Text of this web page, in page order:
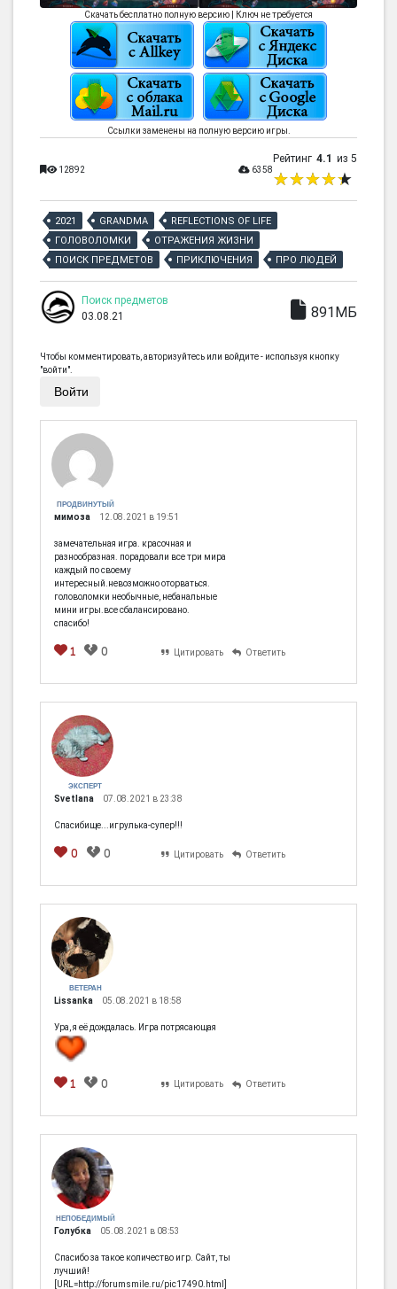
Скачать бесплатно полную версию | Ключ не требуется
Ссылки заменены на полную версию игры.
12892 6358
Рейтинг 4.1 из 5
2021 GRANDMA
REFLECTIONS OF LIFE
ГОЛОВОЛОМКИ
ОТРАЖЕНИЯ ЖИЗНИ
ПОИСК ПРЕДМЕТОВ
ПРИКЛЮЧЕНИЯ ПРО ЛЮДЕЙ
Поиск предметов
03.08.21
891МБ
Чтобы комментировать, авторизуйтесь или войдите - используя кнопку
"войти".
Войти
ПРОДВИНУТЫЙ
мимоза 12.08.2021 в 19:51
замечательная игра. красочная и
разнообразная. порадовали все три мира
каждый по своему
интересный.невозможно оторваться.
головоломки необычные, небанальные
мини игры.все сбалансировано.
спасибо!
1 0 Цитировать Ответить
ЭКСПЕРТ
Svetlana 07.08.2021 в 23:38
Спасибище...игрулька-супер!!!
0 0 Цитировать Ответить
ВЕТЕРАН
Lissanka 05.08.2021 в 18:58
Ура, я её дождалась. Игра потрясающая
1 0 Цитировать Ответить
НЕПОБЕДИМЫЙ
Голубка 05.08.2021 в 08:53
Спасибо за такое количество игр. Сайт, ты
лучший!
[URL=http://forumsmile.ru/pic17490.html]